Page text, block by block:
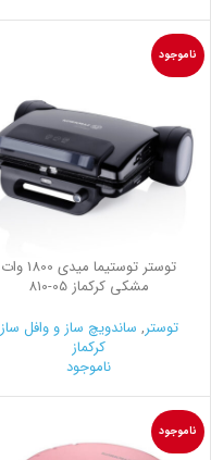
ناموجود
توستر توستیما میدی 1800 وات
مشکی کرکماز 810-05
توستر, ساندویچ ساز و وافل ساز
کرکماز
ناموجود
ناموجود